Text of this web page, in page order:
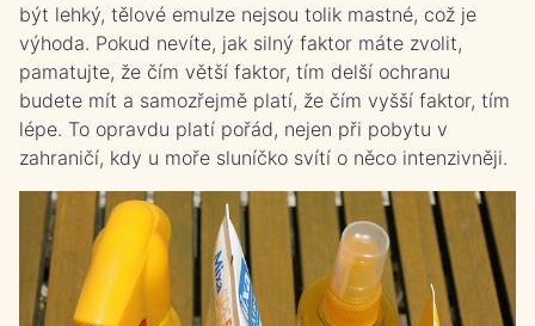
být lehký, tělové emulze nejsou tolik mastné, což je
výhoda. Pokud nevíte, jak silný faktor máte zvolit,
pamatujte, že čím větší faktor, tím delší ochranu
budete mít a samozřejmě platí, že čím vyšší faktor, tím
lépe. To opravdu platí pořád, nejen při pobytu v
zahraničí, kdy u moře sluníčko svítí o něco intenzivněji.